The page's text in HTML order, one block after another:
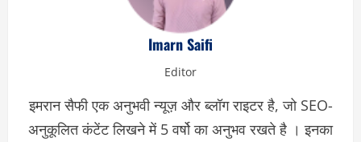
Imarn Saifi
Editor
इमरान सैफी एक अनुभवी न्यूज़ और ब्लॉग राइटर है, जो SEO-
अनुकूलित कंटेंट लिखने में 5 वर्षो का अनुभव रखते है । इनका